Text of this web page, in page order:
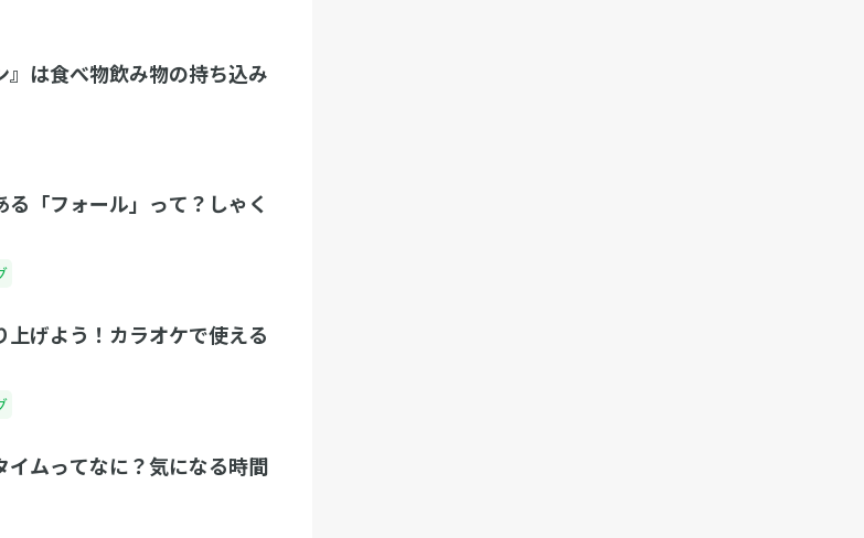
』は食べ物飲み物の持ち込み
「フォール」って？しゃく
上げよう！カラオケで使える
イムってなに？気になる時間